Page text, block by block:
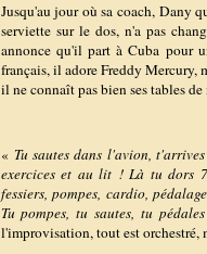
Jusqu'au jour où sa coach, Dany
serviette sur le dos, n'a pas
annonce qu'il part à Cuba pour
français, il adore Freddy Mercury,
il ne connaît pas bien ses tables
« Tu sautes dans l'avion,
exercices et au lit ! Là tu dors
fessiers, pompes, cardio,
Tu pompes, tu sautes, tu
l'improvisation, tout est